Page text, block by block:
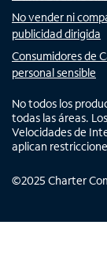
No vender ni
publicidad dirigida
Consumidores de
personal sensible
No todos los
todas las áreas.
Velocidades de
aplican
©2025 Charter